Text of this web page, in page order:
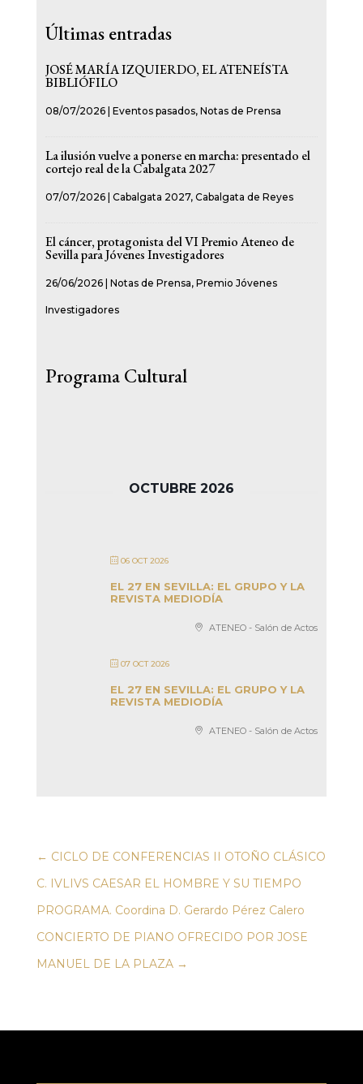
Últimas entradas
JOSÉ MARÍA IZQUIERDO, EL ATENEÍSTA
BIBLIÓFILO
08/07/2026| Eventos pasados, Notas de Prensa
La ilusión vuelve a ponerse en marcha: presentado el
cortejo real de la Cabalgata 2027
07/07/2026| Cabalgata 2027, Cabalgata de Reyes
El cáncer, protagonista del VI Premio Ateneo de
Sevilla para Jóvenes Investigadores
26/06/2026| Notas de Prensa, Premio Jóvenes
Investigadores
Programa Cultural
OCTUBRE 2026
06 OCT 2026
EL 27 EN SEVILLA: EL GRUPO Y LA
REVISTA MEDIODÍA
ATENEO - Salón de Actos
07 OCT 2026
EL 27 EN SEVILLA: EL GRUPO Y LA
REVISTA MEDIODÍA
ATENEO - Salón de Actos
← CICLO DE CONFERENCIAS II OTOÑO CLÁSICO
C. IVLIVS CAESAR EL HOMBRE Y SU TIEMPO
PROGRAMA. Coordina D. Gerardo Pérez Calero
CONCIERTO DE PIANO OFRECIDO POR JOSE
MANUEL DE LA PLAZA→